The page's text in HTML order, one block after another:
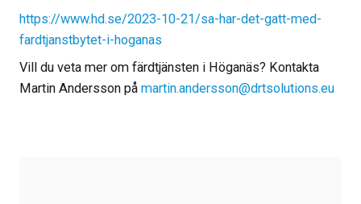
https://www.hd.se/2023-10-21/sa-har-det-gatt-med-
fardtjanstbytet-i-hoganas
Vill du veta mer om färdtjänsten i Höganäs? Kontakta
Martin Andersson på martin.andersson@drtsolutions.eu